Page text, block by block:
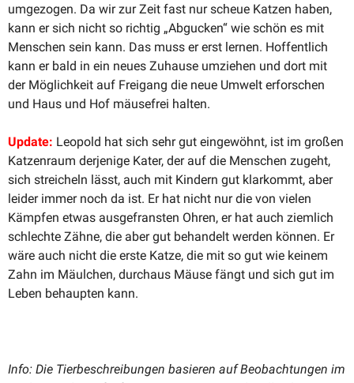
umgezogen. Da wir zur Zeit fast nur scheue Katzen haben,
kann er sich nicht so richtig „Abgucken“ wie schön es mit
Menschen sein kann. Das muss er erst lernen. Hoffentlich
kann er bald in ein neues Zuhause umziehen und dort mit
der Möglichkeit auf Freigang die neue Umwelt erfor­schen
und Haus und Hof mäusefrei halten.
Update: Leopold hat sich sehr gut einge­wöhnt, ist im großen
Katzenraum derjenige Kater, der auf die Menschen zugeht,
sich strei­cheln lässt, auch mit Kindern gut klarkommt, aber
leider immer noch da ist. Er hat nicht nur die von vielen
Kämpfen etwas ausge­fransten Ohren, er hat auch ziemlich
schlechte Zähne, die aber gut behandelt werden können. Er
wäre auch nicht die erste Katze, die mit so gut wie keinem
Zahn im Mäulchen, durchaus Mäuse fängt und sich gut im
Leben behaupten kann.
Info: Die Tierbe­schrei­bungen basieren auf Beobach­tungen im